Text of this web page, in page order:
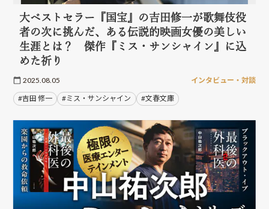
大ベストセラー『国宝』の吉田修一が歌舞伎役
者の次に挑んだ、ある伝説的映画女優の美しい
生涯とは？ 傑作『ミス・サンシャイン』に込
めた祈り
2025.08.05 インタビュー・対談
#吉田 修一 #ミス・サンシャイン #文春文庫